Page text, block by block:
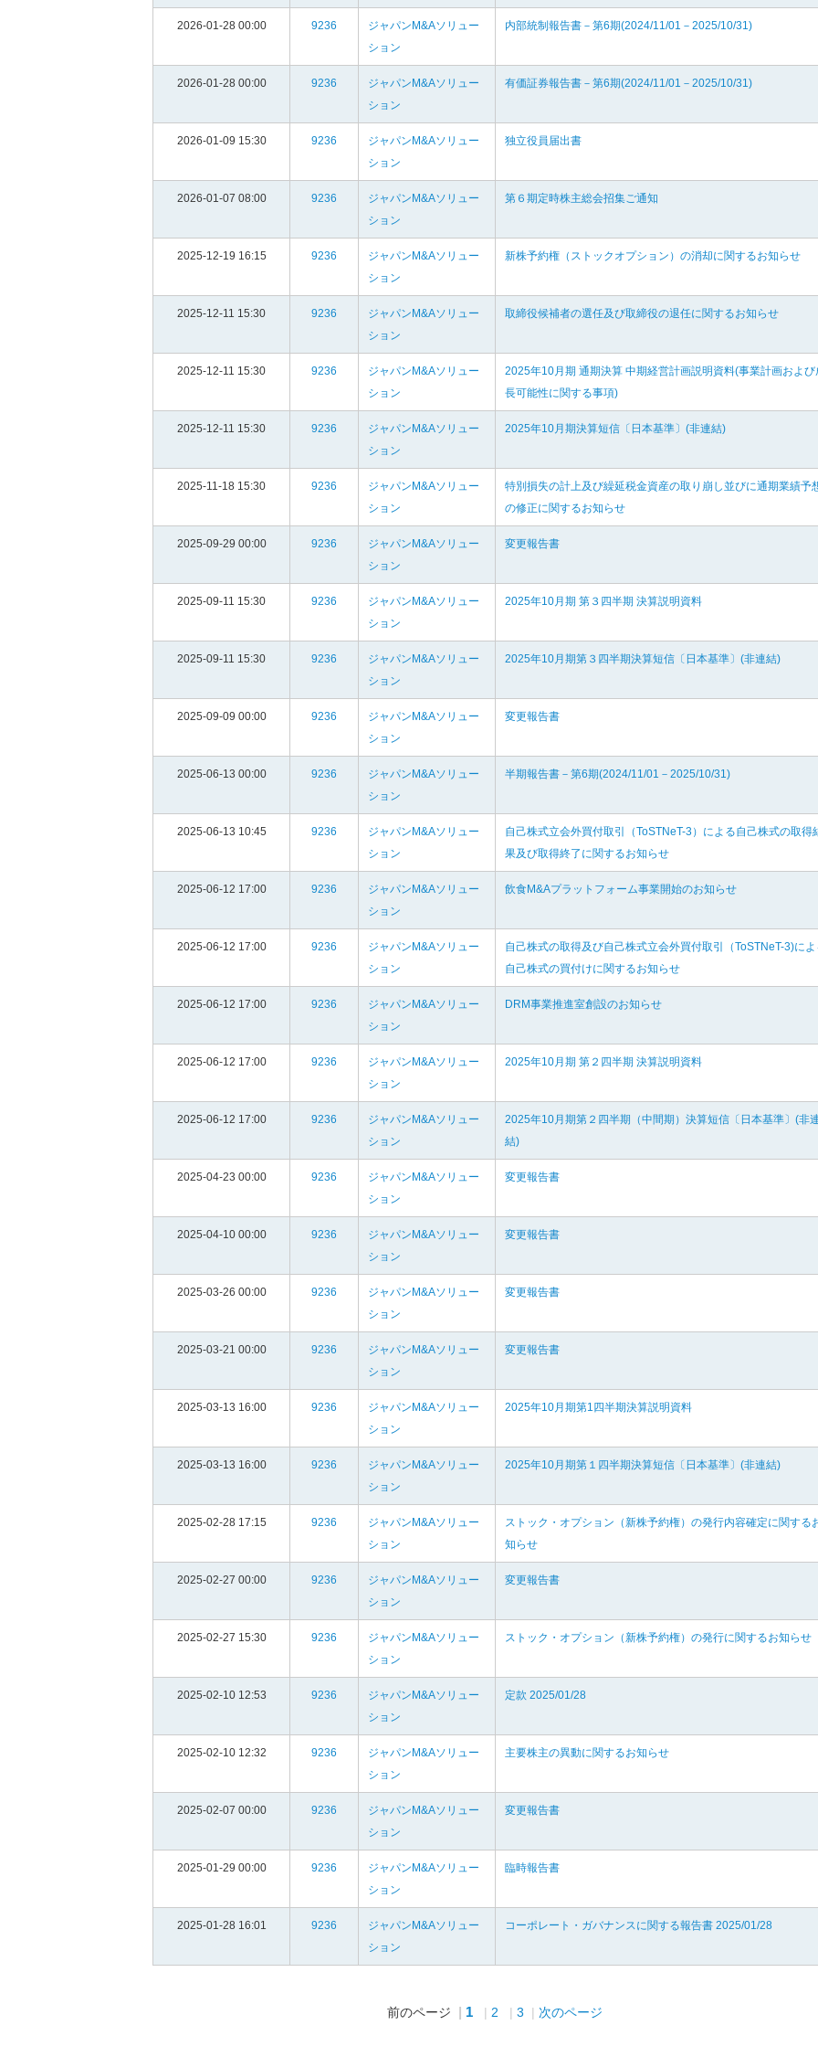
2026-01-28 00:00 9236
ジャパンM&Aソリュー
ション
内部統制報告書－第6期(2024/11/01－2025/10/31)
2026-01-28 00:00 9236
ジャパンM&Aソリュー
ション
有価証券報告書－第6期(2024/11/01－2025/10/31)
2026-01-09 15:30 9236
ジャパンM&Aソリュー
ション
独立役員届出書
2026-01-07 08:00 9236
ジャパンM&Aソリュー
ション
第６期定時株主総会招集ご通知
2025-12-19 16:15 9236
ジャパンM&Aソリュー
ション
新株予約権（ストックオプション）の消却に関するお知らせ
2025-12-11 15:30 9236
ジャパンM&Aソリュー
ション
取締役候補者の選任及び取締役の退任に関するお知らせ
2025-12-11 15:30 9236
ジャパンM&Aソリュー
ション
2025年10月期 通期決算 中期経営計画説明資料(事業計画および
長可能性に関する事項)
2025-12-11 15:30 9236
ジャパンM&Aソリュー
ション
2025年10月期決算短信〔日本基準〕(非連結)
2025-11-18 15:30 9236
ジャパンM&Aソリュー
ション
特別損失の計上及び繰延税金資産の取り崩し並びに通期業績予
の修正に関するお知らせ
2025-09-29 00:00 9236
ジャパンM&Aソリュー
ション
変更報告書
2025-09-11 15:30 9236
ジャパンM&Aソリュー
ション
2025年10月期 第３四半期 決算説明資料
2025-09-11 15:30 9236
ジャパンM&Aソリュー
ション
2025年10月期第３四半期決算短信〔日本基準〕(非連結)
2025-09-09 00:00 9236
ジャパンM&Aソリュー
ション
変更報告書
2025-06-13 00:00 9236
ジャパンM&Aソリュー
ション
半期報告書－第6期(2024/11/01－2025/10/31)
2025-06-13 10:45 9236
ジャパンM&Aソリュー
ション
自己株式立会外買付取引（ToSTNeT-3）による自己株式の取得
果及び取得終了に関するお知らせ
2025-06-12 17:00 9236
ジャパンM&Aソリュー
ション
飲食M&Aプラットフォーム事業開始のお知らせ
2025-06-12 17:00 9236
ジャパンM&Aソリュー
ション
自己株式の取得及び自己株式立会外買付取引（ToSTNeT-3)に
自己株式の買付けに関するお知らせ
2025-06-12 17:00 9236
ジャパンM&Aソリュー
ション
DRM事業推進室創設のお知らせ
2025-06-12 17:00 9236
ジャパンM&Aソリュー
ション
2025年10月期 第２四半期 決算説明資料
2025-06-12 17:00 9236
ジャパンM&Aソリュー
ション
2025年10月期第２四半期（中間期）決算短信〔日本基準〕(非
結)
2025-04-23 00:00 9236
ジャパンM&Aソリュー
ション
変更報告書
2025-04-10 00:00 9236
ジャパンM&Aソリュー
ション
変更報告書
2025-03-26 00:00 9236
ジャパンM&Aソリュー
ション
変更報告書
2025-03-21 00:00 9236
ジャパンM&Aソリュー
ション
変更報告書
2025-03-13 16:00 9236
ジャパンM&Aソリュー
ション
2025年10月期第1四半期決算説明資料
2025-03-13 16:00 9236
ジャパンM&Aソリュー
ション
2025年10月期第１四半期決算短信〔日本基準〕(非連結)
2025-02-28 17:15 9236
ジャパンM&Aソリュー
ション
ストック・オプション（新株予約権）の発行内容確定に関する
知らせ
2025-02-27 00:00 9236
ジャパンM&Aソリュー
ション
変更報告書
2025-02-27 15:30 9236
ジャパンM&Aソリュー
ション
ストック・オプション（新株予約権）の発行に関するお知らせ
2025-02-10 12:53 9236
ジャパンM&Aソリュー
ション
定款 2025/01/28
2025-02-10 12:32 9236
ジャパンM&Aソリュー
ション
主要株主の異動に関するお知らせ
2025-02-07 00:00 9236
ジャパンM&Aソリュー
ション
変更報告書
2025-01-29 00:00 9236
ジャパンM&Aソリュー
ション
臨時報告書
2025-01-28 16:01 9236
ジャパンM&Aソリュー
ション
コーポレート・ガバナンスに関する報告書 2025/01/28
前のページ 1 2 3 次のページ